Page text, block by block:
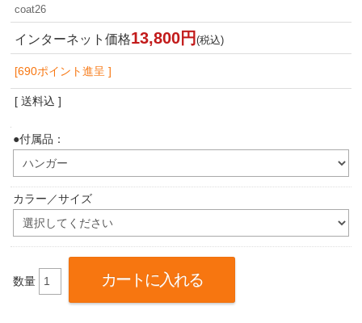
coat26
インターネット価格13,800円(税込)
[690ポイント進呈 ]
[ 送料込 ]
●付属品：
カラー／サイズ
数量